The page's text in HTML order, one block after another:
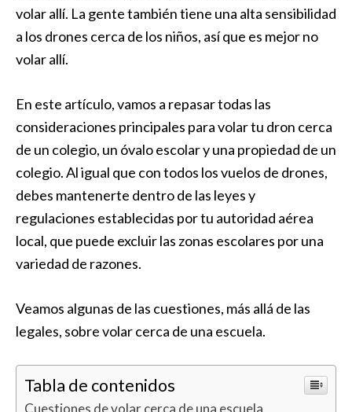
volar allí. La gente también tiene una alta sensibilidad
a los drones cerca de los niños, así que es mejor no
volar allí.
En este artículo, vamos a repasar todas las
consideraciones principales para volar tu dron cerca
de un colegio, un óvalo escolar y una propiedad de un
colegio. Al igual que con todos los vuelos de drones,
debes mantenerte dentro de las leyes y
regulaciones establecidas por tu autoridad aérea
local, que puede excluir las zonas escolares por una
variedad de razones.
Veamos algunas de las cuestiones, más allá de las
legales, sobre volar cerca de una escuela.
Tabla de contenidos
Cuestiones de volar cerca de una escuela